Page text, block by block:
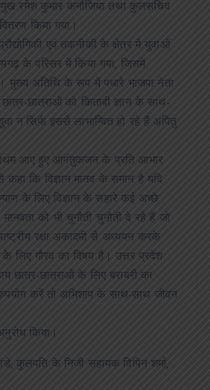
रमेश कुमार कनौजिया तथा कुलसचिव
किया गया।
एवं तकनीकी के क्षेत्र में युवाओं
के परिसर में किया गया, जिसमें
अतिथि के रूप में पधारे भाजपा नेता
छात्राओं को किताबी ज्ञान के साथ-
न सिर्फ इससे लाभान्वित हो रहे हैं अपितु
आए हुए आगंतुकजन के प्रति आभार
कहा कि विज्ञान मानव के समान है यदि
के लिए विज्ञान के सहारे कई अच्छे
को भी चुनौती चुनौती दे रहे हैं जो
रक्षा अकादमी से अध्ययन करके
लिए गौरव का विषय है। उत्तर प्रदेश
छात्र-छात्राओं के लिए बराबरी का
करें तो अभिशाप के साथ-साथ जीवन
किया।
कुलपति के निजी सहायक विपिन शर्मा,